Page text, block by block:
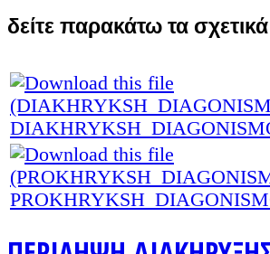
δείτε παρακάτω τα